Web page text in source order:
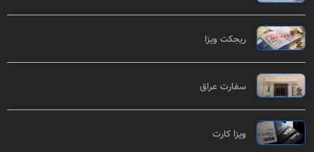
ریجکت ویزا
سفارت عراق
ویزا کارت